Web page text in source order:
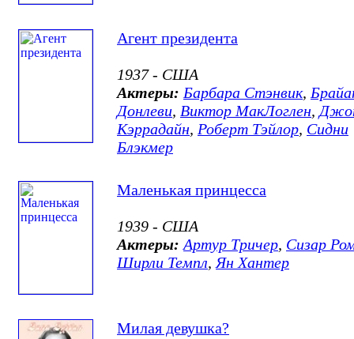
Агент президента
1937 - США
Актеры: Барбара Стэнвик,
Донлеви, Виктор МакЛоглен,
Кэррадайн, Роберт Тэйлор, Сидни
Блэкмер
Маленькая принцесса
1939 - США
Актеры: Артур Тричер, Сизар
Ширли Темпл, Ян Хантер
Милая девушка?